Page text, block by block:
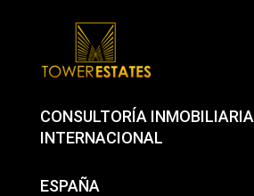
CONSULTORÍA INMOBILIARIA
INTERNACIONAL
ESPAÑA